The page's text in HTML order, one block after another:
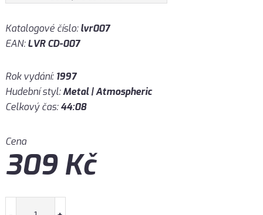
Katalogové číslo:lvr007
EAN:LVR CD-007
Rok vydání: 1997
Hudební styl:Metal | Atmospheric
Celkový čas:44:08
Cena
309Kč